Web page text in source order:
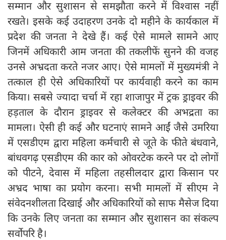
सम्मान और सुशासन से समझौता करने में विश्वास नहीं
रखते। इसके कई उदाहरण उनके दो महीने के कार्यकाल में
प्रदेश की जनता ने देखे हैं। कई ऐसे मामले सामने आए
जिनमें अधिकारी आम जनता की तकलीफें सुनने की वजह
उनसे अभ्रदता करते नजर आए। ऐसे मामलों में मुख्यमंत्री ने
तत्काल ही ऐसे अधिकारियों पर कार्यवाही करने का काम
किया। सबसे ज्यादा चर्चा में रहा शाजापुर में ट्रक ड्राइवर की
हड़ताल के दौरान ड्राइवर से कलेक्टर की अभद्रता का
मामला। ऐसी ही कई और घटनाएं सामने आईं जैसे उमरिया
में एसडीएम द्वारा महिला कर्मचारी से जूते के फीते बंधवाने,
बांधवगढ़ एसडीएम की कार को ओवरटेक करने पर दो लोगों
को पीटने, देवास में महिला तहसीलदार द्वारा किसान पर
अभ्रद भाषा का प्रयोग करना। सभी मामलों में सीएम ने
संवेदनशीलता दिखाई और अधिकारियों को साफ मैसेज दिया
कि उनके लिए जनता का सम्मान और सुशासन का संकल्प
सर्वोपरि है।